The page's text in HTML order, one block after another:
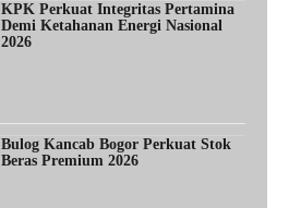
KPK Perkuat Integritas Pertamina
Demi Ketahanan Energi Nasional
2026
Bulog Kancab Bogor Perkuat Stok
Beras Premium 2026